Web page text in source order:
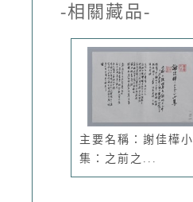
-相關藏品-
主要名稱：謝佳樺小
集：之前之...